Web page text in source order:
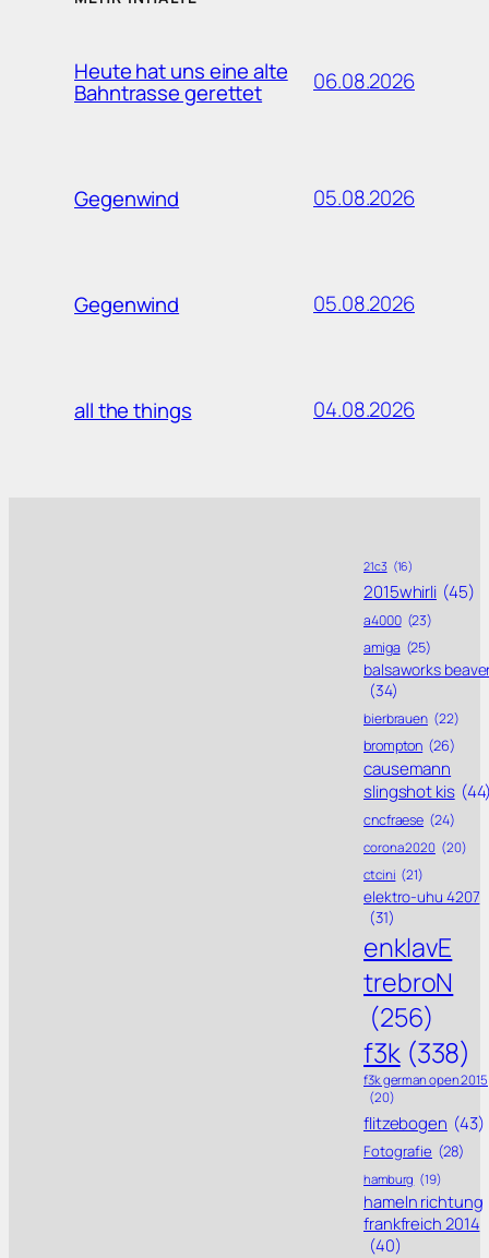
Heute hat uns eine alte
Bahntrasse gerettet 06.08.2026
Gegenwind 05.08.2026
Gegenwind 05.08.2026
all the things 04.08.2026
21c3 (16)
2015whirli (45)
a4000 (23)
amiga (25)
balsaworks
(34)
bierbrauen (22)
brompton (26)
causemann
slingshot kis
cncfraese (24)
corona 2020 (20)
ctcini (21)
elektro-uhu 4207
(31)
enklavE
trebroN
(256)
f3k (338)
f3k german open 2015
(20)
flitzebogen (43)
Fotografie (28)
hamburg (19)
hameln richtung
frankfreich 2014
(40)